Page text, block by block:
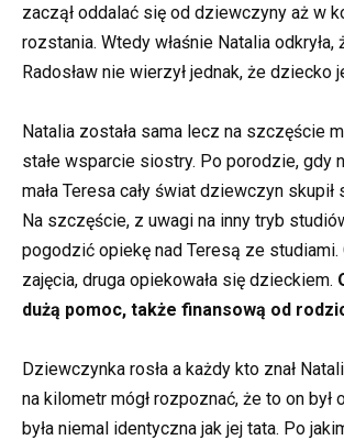
zaczął oddalać się od dziewczyny aż w
rozstania. Wtedy właśnie Natalia odkryła,
Radosław nie wierzył jednak, że dziecko
Natalia została sama lecz na szczęście
stałe wsparcie siostry. Po porodzie, gdy
mała Teresa cały świat dziewczyn skupił
Na szczęście, z uwagi na inny tryb
pogodzić opiekę nad Teresą ze studiami.
zajęcia, druga opiekowała się dzieckiem.
dużą pomoc, także finansową od
Dziewczynka rosła a każdy kto znał
na kilometr mógł rozpoznać, że to on był
była niemal identyczna jak jej tata. Po